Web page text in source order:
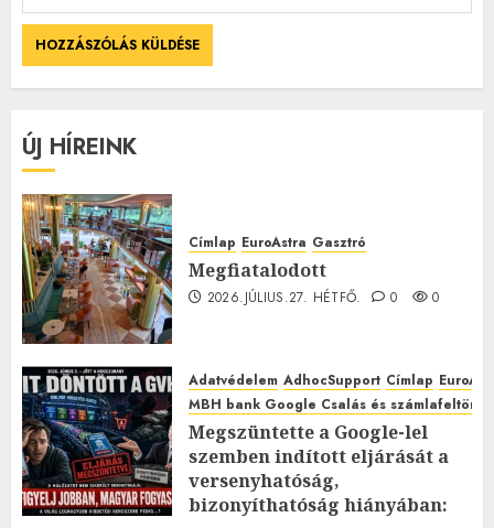
ÚJ HÍREINK
Címlap EuroAstra Gasztró
Megfiatalodott
2026.JÚLIUS.27. HÉTFŐ. 0 0
Adatvédelem AdhocSupport Címlap
MBH bank Google Csalás és
Megszüntette a Google-lel
szemben indított eljárását a
versenyhatóság,
bizonyíthatóság hiányában: